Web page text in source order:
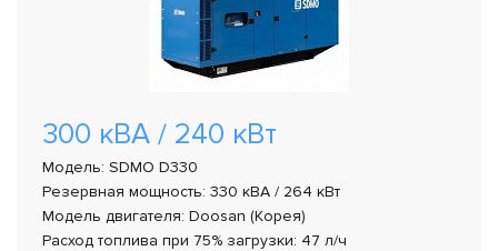
300 кВА / 240 кВт
Модель: SDMO D330
Резервная мощность: 330 кВА / 264 кВт
Модель двигателя: Doosan (Корея)
Расход топлива при 75% загрузки: 47 л/ч